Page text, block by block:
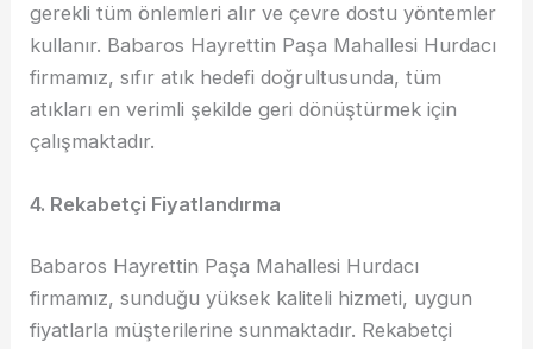
gerekli tüm önlemleri alır ve çevre dostu yöntemler
kullanır. Babaros Hayrettin Paşa Mahallesi Hurdacı
firmamız, sıfır atık hedefi doğrultusunda, tüm
atıkları en verimli şekilde geri dönüştürmek için
çalışmaktadır.
4. Rekabetçi Fiyatlandırma
Babaros Hayrettin Paşa Mahallesi Hurdacı
firmamız, sunduğu yüksek kaliteli hizmeti, uygun
fiyatlarla müşterilerine sunmaktadır. Rekabetçi